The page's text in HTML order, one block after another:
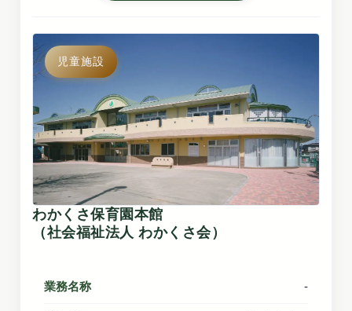
児童施設
わかくさ保育園本館
（社会福祉法人 わかくさ会）
業務名称 -